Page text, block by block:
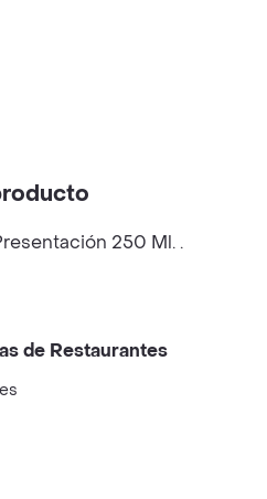
250 Ml. .
de Restaurantes